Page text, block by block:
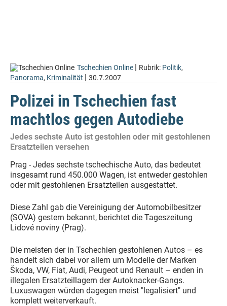
Tschechien Online | Rubrik: Politik,
Panorama, Kriminalität | 30.7.2007
Polizei in Tschechien fast
machtlos gegen Autodiebe
Jedes sechste Auto ist gestohlen oder mit gestohlenen
Ersatzteilen versehen
Prag - Jedes sechste tschechische Auto, das bedeutet
insgesamt rund 450.000 Wagen, ist entweder gestohlen
oder mit gestohlenen Ersatzteilen ausgestattet.
Diese Zahl gab die Vereinigung der Automobilbesitzer
(SOVA) gestern bekannt, berichtet die Tageszeitung
Lidové noviny (Prag).
Die meisten der in Tschechien gestohlenen Autos – es
handelt sich dabei vor allem um Modelle der Marken
Škoda, VW, Fiat, Audi, Peugeot und Renault – enden in
illegalen Ersatzteillagern der Autoknacker-Gangs.
Luxuswagen würden dagegen meist "legalisiert" und
komplett weiterverkauft.